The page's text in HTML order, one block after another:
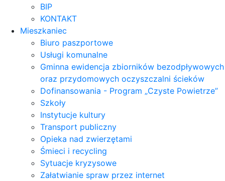
BIP
KONTAKT
Mieszkaniec
Biuro paszportowe
Usługi komunalne
Gminna ewidencja zbiorników bezodpływowych
oraz przydomowych oczyszczalni ścieków
Dofinansowania - Program „Czyste Powietrze”
Szkoły
Instytucje kultury
Transport publiczny
Opieka nad zwierzętami
Śmieci i recycling
Sytuacje kryzysowe
Załatwianie spraw przez internet